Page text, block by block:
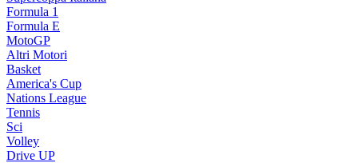
Formula 1
Formula E
MotoGP
Altri Motori
Basket
America's Cup
Nations League
Tennis
Sci
Volley
Drive UP